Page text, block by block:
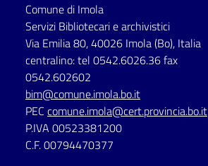
lettura
Seguici
su
Comune di Imola
Servizi Bibliotecari e archivistici
Via Emilia 80, 40026 Imola (Bo), Italia
centralino: tel 0542.6026.36 fax
0542.602602
bim@comune.imola.bo.it
PEC comune.imola@cert.provincia.bo.it
P.IVA 00523381200
C.F. 00794470377